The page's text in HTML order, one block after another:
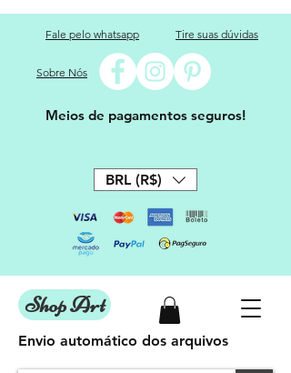
Fale pelo whatsapp Tire suas dúvidas
Sobre Nós
Meios de pagamentos seguros!
BRL (R$)
Shop Art
Envio automático dos arquivos